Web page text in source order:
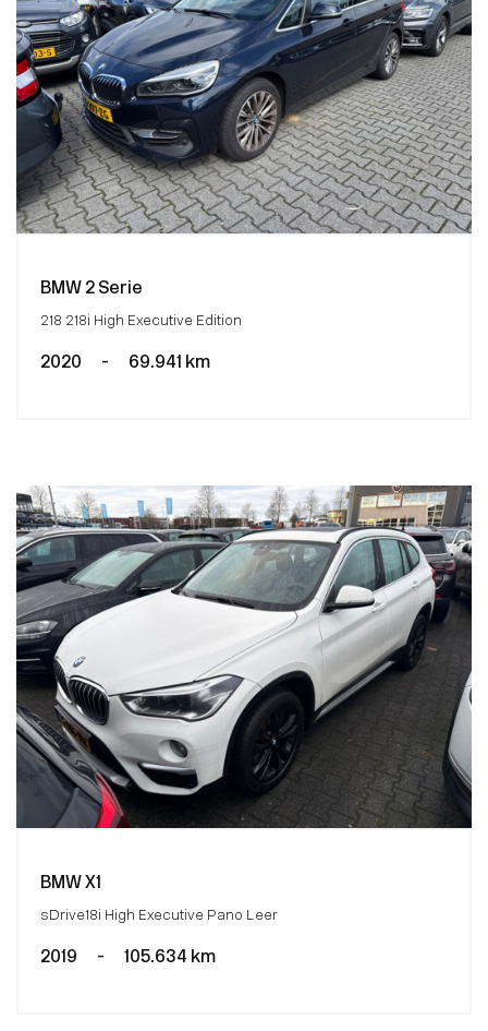
BMW 2 Serie
218 218i High Executive Edition
2020 - 69.941 km
BMW X1
sDrive18i High Executive Pano Leer
2019 - 105.634 km